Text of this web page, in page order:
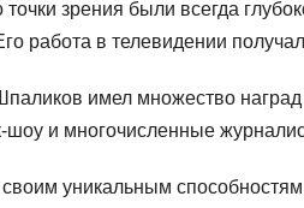
точки зрения были всегда
работа в телевидении
имел множество
шоу и многочисленные
уникальным